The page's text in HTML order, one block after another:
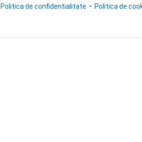
Politica de confidentialitate Politica de